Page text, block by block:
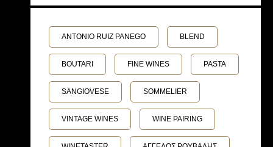
ANTONIO RUIZ PANEGO BLEND
BOUTARI FINE WINES PASTA
SANGIOVESE SOMMELIER
VINTAGE WINES WINE PAIRING